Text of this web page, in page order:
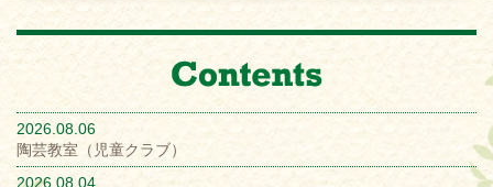
2026.08.06
陶芸教室（児童クラブ）
2026.08.04